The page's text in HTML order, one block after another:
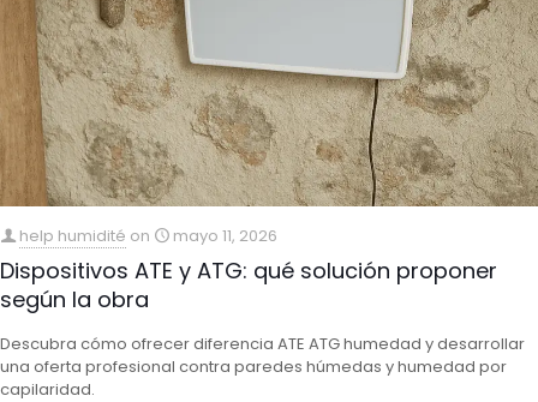
help humidité on mayo 11, 2026
Dispositivos ATE y ATG: qué solución proponer
según la obra
Descubra cómo ofrecer diferencia ATE ATG humedad y desarrollar
una oferta profesional contra paredes húmedas y humedad por
capilaridad.